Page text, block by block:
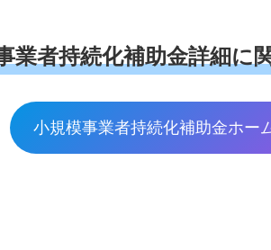
業者持続化補助金詳細に
小規模事業者持続化補助金ホー